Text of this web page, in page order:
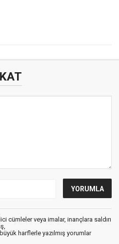
cümleler veya imalar, inançlara saldırı
harflerle yazılmış yorumlar